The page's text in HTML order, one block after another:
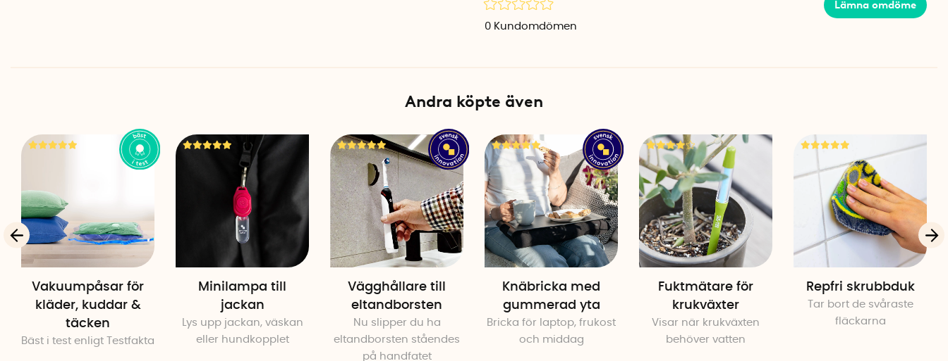
Antal: 3 st
Material: PE + PA
Lämna omdöme
0 Kundomdömen
Andra köpte även
Vakuumpåsar för
kläder, kuddar &
täcken
Bäst i test enligt Testfakta
Minilampa till
jackan
Lys upp jackan, väskan
eller hundkopplet
Vägghållare till
eltandborsten
Nu slipper du ha
eltandborsten ståendes
på handfatet
Knäbricka med
gummerad yta
Bricka för laptop, frukost
och middag
Fuktmätare för
krukväxter
Visar när krukväxten
behöver vatten
Repfri skrubbduk
Tar bort de svåraste
fläckarna